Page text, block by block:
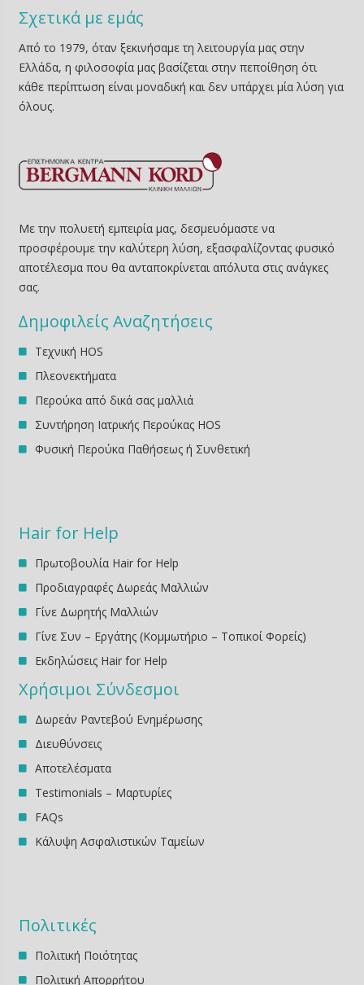
Σχετικά με εμάς
Από το 1979, όταν ξεκινήσαμε τη λειτουργία μας στην
Ελλάδα, η φιλοσοφία μας βασίζεται στην πεποίθηση ότι
κάθε περίπτωση είναι μοναδική και δεν υπάρχει μία λύση για
όλους.
Με την πολυετή εμπειρία μας, δεσμευόμαστε να
προσφέρουμε την καλύτερη λύση, εξασφαλίζοντας φυσικό
αποτέλεσμα που θα ανταποκρίνεται απόλυτα στις ανάγκες
σας.
∆ημοφιλείς Αναζητήσεις
Τεχνική HOS
Πλεονεκτήματα
Περούκα από δικά σας μαλλιά
Συντήρηση Ιατρικής Περούκας HOS
Φυσική Περούκα Παθήσεως ή Συνθετική
Hair for Help
Πρωτοβουλία Hair for Help
Προδιαγραφές Δωρεάς Μαλλιών
Γίνε Δωρητής Μαλλιών
Γίνε Συν – Εργάτης (Κομμωτήριο – Τοπικοί Φορείς)
Εκδηλώσεις Ηair for Help
Χρήσιμοι Σύνδεσμοι
Δωρεάν Ραντεβού Ενημέρωσης
Διευθύνσεις
Αποτελέσματα
Testimonials – Μαρτυρίες
FAQs
Κάλυψη Ασφαλιστικών Ταμείων
Πολιτικές
Πολιτική Ποιότητας
Πολιτική Απορρήτου